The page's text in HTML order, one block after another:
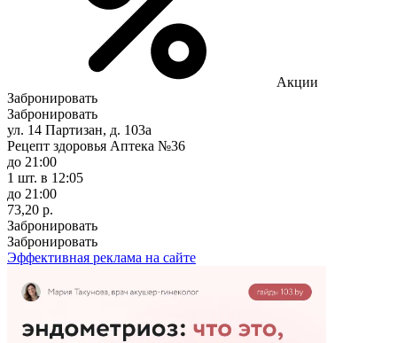
Акции
Забронировать
Забронировать
ул. 14 Партизан, д. 103а
Рецепт здоровья Аптека №36
до 21:00
1 шт. в 12:05
до 21:00
73,20 р.
Забронировать
Забронировать
Эффективная реклама на сайте